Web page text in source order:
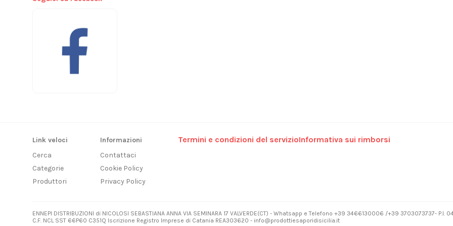
Link veloci
Cerca
Categorie
Produttori
Informazioni
Contattaci
Cookie Policy
Privacy Policy
Termini e condizioni del servizioInformativa sui rimborsi
ENNEPI DISTRIBUZIONI di NICOLOSI SEBASTIANA ANNA VIA SEMINARA 17 VALVERDE(CT) - Whatsapp e Telefono +39 3466130006 /+39 3703073737- P.I.
C.F. NCL SST 66P60 C351Q Iscrizione Registro Imprese di Catania REA303620 - info@prodottiesaporidisicilia.it